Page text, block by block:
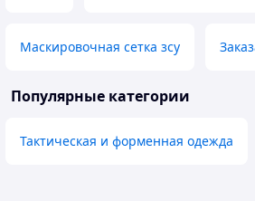
Маскировочная сетка зсу
Популярные категории
Тактическая и форменная одежда